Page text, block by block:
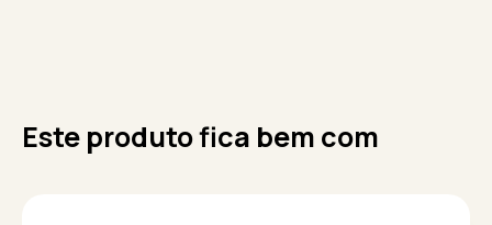
Este produto fica bem com